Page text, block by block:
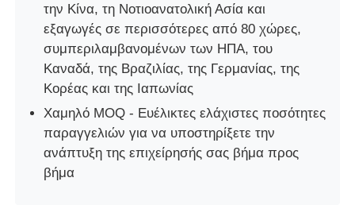
την Κίνα, τη Νοτιοανατολική Ασία και
εξαγωγές σε περισσότερες από 80 χώρες,
συμπεριλαμβανομένων των ΗΠΑ, του
Καναδά, της Βραζιλίας, της Γερμανίας, της
Κορέας και της Ιαπωνίας
Χαμηλό MOQ - Ευέλικτες ελάχιστες ποσότητες
παραγγελιών για να υποστηρίξετε την
ανάπτυξη της επιχείρησής σας βήμα προς
βήμα